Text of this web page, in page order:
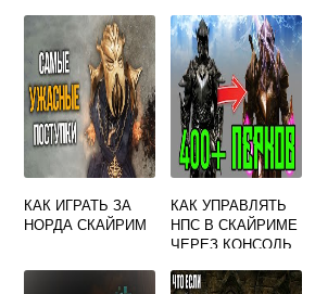
КАК ИГРАТЬ ЗА
НОРДА СКАЙРИМ
КАК УПРАВЛЯТЬ
НПС В СКАЙРИМЕ
ЧЕРЕЗ КОНСОЛЬ